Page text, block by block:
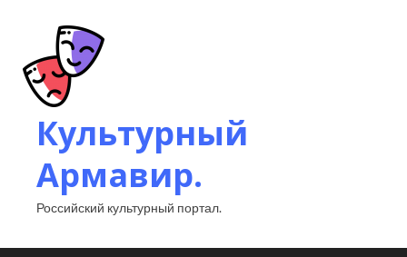
Культурный
Армавир.
Российский культурный портал.